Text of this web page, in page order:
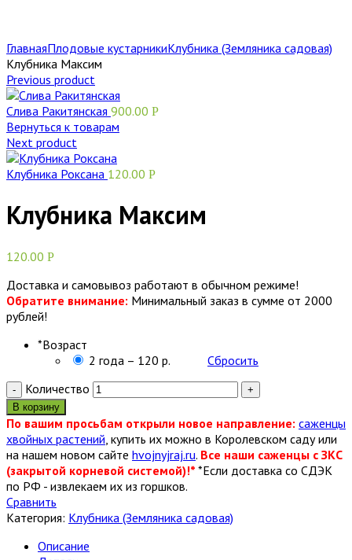
ГлавнаяПлодовые кустарникиКлубника (Земляника садовая)
Клубника Максим
Previous product
Слива Ракитянская 900.00 Р
Вернуться к товарам
Next product
Клубника Роксана 120.00 Р
Клубника Максим
120.00 Р
Доставка и самовывоз работают в обычном режиме!
Обратите внимание: Минимальный заказ в сумме от 2000
рублей!
*Возраст
2 года – 120 р.
Сбросить
Количество
В корзину
По вашим просьбам открыли новое направление: саженцы
хвойных растений , купить их можно в Королевском саду или
на нашем новом сайте hvojnyjraj.ru. Все наши саженцы с ЗКС
(закрытой корневой системой)!* *Если доставка со СДЭК
по РФ - извлекаем их из горшков.
Сравнить
Категория: Клубника (Земляника садовая)
Описание